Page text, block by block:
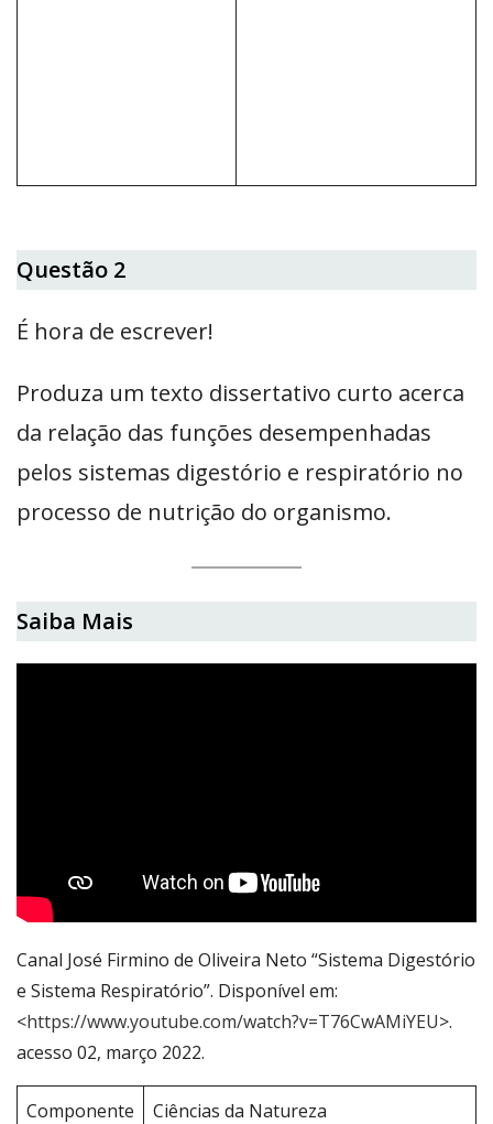
Questão 2
É hora de escrever!
Produza um texto dissertativo curto acerca
da relação das funções desempenhadas
pelos sistemas digestório e respiratório no
processo de nutrição do organismo.
Saiba Mais
Canal José Firmino de Oliveira Neto “Sistema Digestório
e Sistema Respiratório”. Disponível em:
<https://www.youtube.com/watch?v=T76CwAMiYEU>.
acesso 02, março 2022.
Componente
Ciências da Natureza